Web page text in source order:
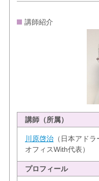
講師紹介
講師（所属）
川原啓治（日本アドラ
オフィスWith代表）
プロフィール